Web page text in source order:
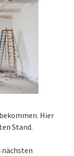
Hier
Stand.